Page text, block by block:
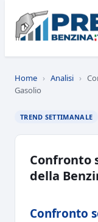
Home › Analisi ›
Gasolio
TREND SETTIMANALE
Confronto
della
Confronto